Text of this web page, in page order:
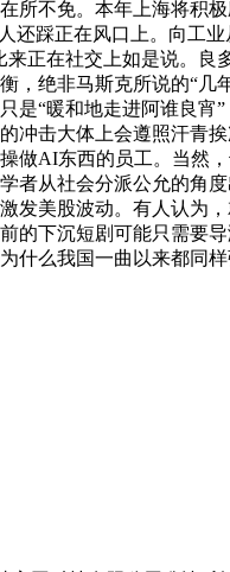
所不免。本年上海将积
还踩正在风口上。向工
来正在社交上如是说。
，绝非马斯克所说的“
是“暖和地走进阿谁良
冲击大体上会遵照汗青
做AI东西的员工。当然
者从社会分派公允的角
发美股波动。有人认为
的下沉短剧可能只需要
什么我国一曲以来都同